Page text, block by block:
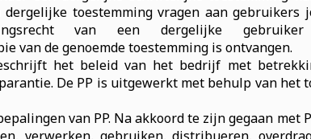
toestemming vragen aan gebruikers
van een dergelijke
van de genoemde toestemming is ontvangen.
het beleid van het bedrijf met
De PP is uitgewerkt met behulp van het
van PP. Na akkoord te zijn gegaan met